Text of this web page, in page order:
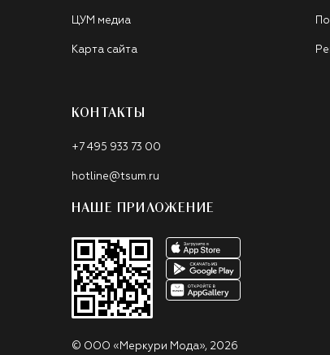
ЦУМ медиа
Карта сайта
КОНТАКТЫ
+7 495 933 73 00
hotline@tsum.ru
НАШЕ ПРИЛОЖЕНИЕ
© ООО «Меркури Мода», 2026